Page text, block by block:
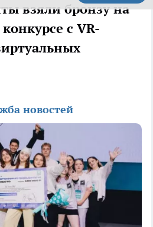
взяли бронзу на
с VR-
новостей